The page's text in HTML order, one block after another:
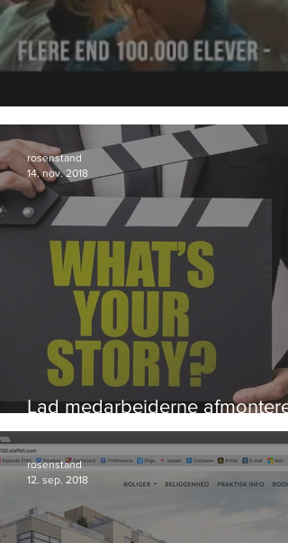
DrugRebels fortsætter
Lad medarbejderne afmontere
bomben og redde verden
rosenstand
14. nov. 2018
rosenstand
12. sep. 2018